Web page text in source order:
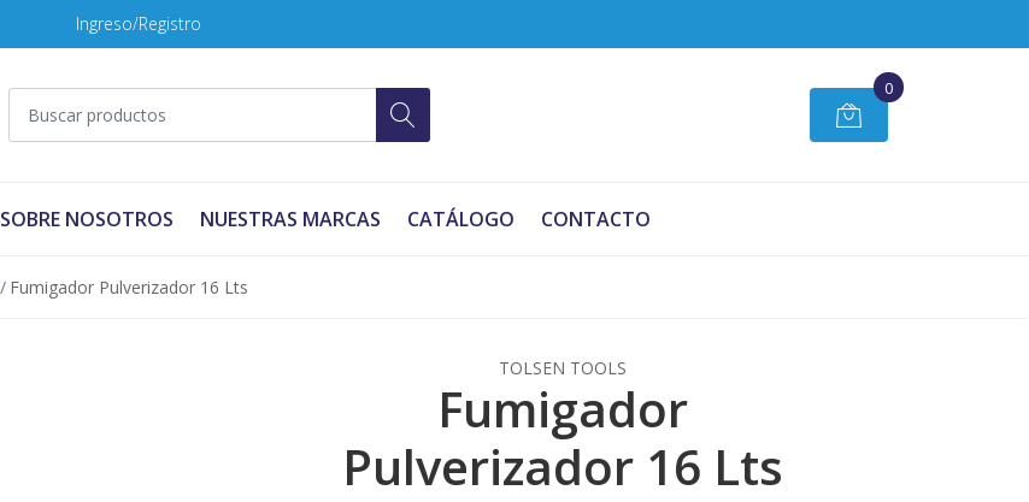
Ingreso/Registro
0
SOBRE NOSOTROS NUESTRAS MARCAS CATÁLOGO CONTACTO
Fumigador Pulverizador 16 Lts
TOLSEN TOOLS
Fumigador
Pulverizador 16 Lts